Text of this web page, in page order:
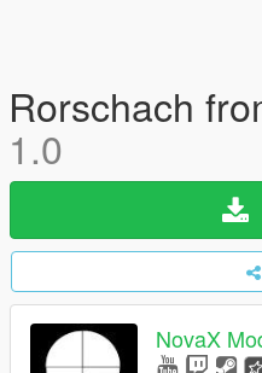
Rorschach
1.0
NovaX